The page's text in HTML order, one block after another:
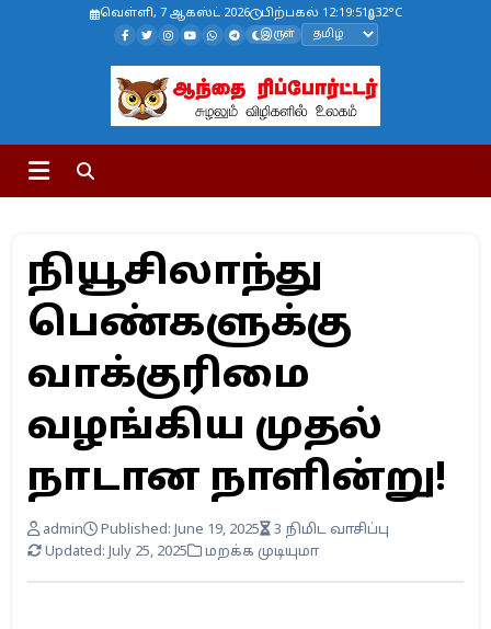
வெள்ளி, 7 ஆகஸ்ட் 2026 பிற்பகல் 12:19:51 32°C
இருள்
நியூசிலாந்து
பெண்களுக்கு
வாக்குரிமை
வழங்கிய முதல்
நாடான நாளின்று!
admin Published: June 19, 2025
3 நிமிட வாசிப்பு
Updated: July 25, 2025
மறக்க முடியுமா